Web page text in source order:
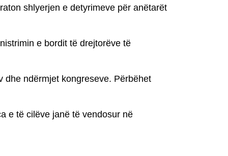
shlyerjen e detyrimeve për anëtarët
e bordit të drejtorëve të
ndërmjet kongreseve. Përbëhet
e të cilëve janë të vendosur në